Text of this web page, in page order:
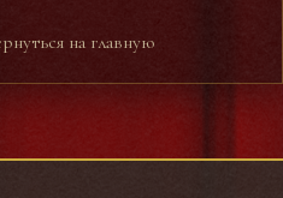
на главную